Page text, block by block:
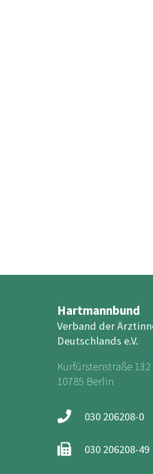
Hartmannbund
Verband der
Deutschlands e.V.
Kurfürstenstraße 132
10785 Berlin
030 206208-0
030 206208-49